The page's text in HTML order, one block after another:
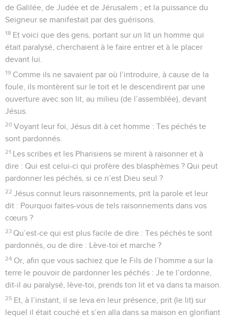
de Galilée, de Judée et de Jérusalem ; et la puissance du
Seigneur se manifestait par des guérisons.
18 Et voici que des gens, portant sur un lit un homme qui
était paralysé, cherchaient à le faire entrer et à le placer
devant lui.
19 Comme ils ne savaient par où l’introduire, à cause de la
foule, ils montèrent sur le toit et le descendirent par une
ouverture avec son lit, au milieu (de l’assemblée), devant
Jésus.
20 Voyant leur foi, Jésus dit à cet homme : Tes péchés te
sont pardonnés.
21 Les scribes et les Pharisiens se mirent à raisonner et à
dire : Qui est celui-ci qui profère des blasphèmes ? Qui peut
pardonner les péchés, si ce n’est Dieu seul ?
22 Jésus connut leurs raisonnements, prit la parole et leur
dit : Pourquoi faites-vous de tels raisonnements dans vos
cœurs ?
23 Qu’est-ce qui est plus facile de dire : Tes péchés te sont
pardonnés, ou de dire : Lève-toi et marche ?
24 Or, afin que vous sachiez que le Fils de l’homme a sur la
terre le pouvoir de pardonner les péchés : Je te l’ordonne,
dit-il au paralysé, lève-toi, prends ton lit et va dans ta maison.
25 Et, à l’instant, il se leva en leur présence, prit (le lit) sur
lequel il était couché et s’en alla dans sa maison en glorifiant